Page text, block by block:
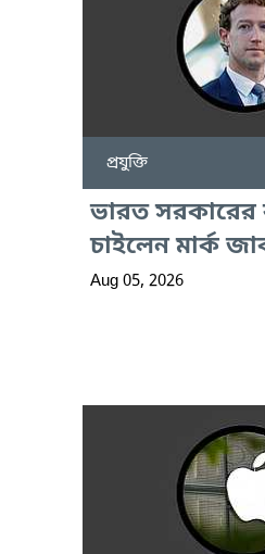
প্রযুক্তি
ভারত সরকারের
চাইলেন মার্ক
Aug 05, 2026